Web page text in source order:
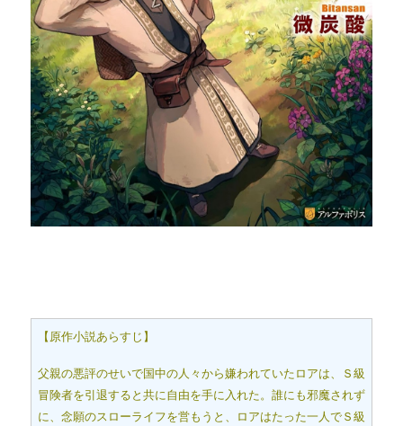
【原作小説あらすじ】
父親の悪評のせいで国中の人々から嫌われていたロアは、Ｓ級
冒険者を引退すると共に自由を手に入れた。誰にも邪魔されず
に、念願のスローライフを営もうと、ロアはたった一人でＳ級